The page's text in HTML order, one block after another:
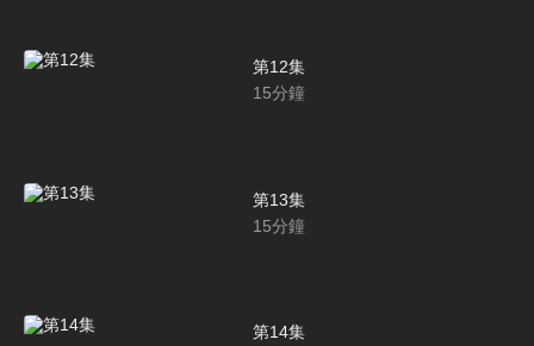
第12集
15分鐘
第13集
15分鐘
第14集